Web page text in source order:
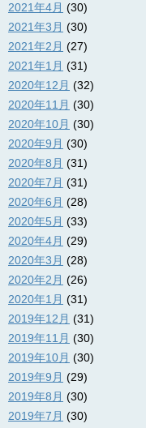
2021年4月 (30)
2021年3月 (30)
2021年2月 (27)
2021年1月 (31)
2020年12月 (32)
2020年11月 (30)
2020年10月 (30)
2020年9月 (30)
2020年8月 (31)
2020年7月 (31)
2020年6月 (28)
2020年5月 (33)
2020年4月 (29)
2020年3月 (28)
2020年2月 (26)
2020年1月 (31)
2019年12月 (31)
2019年11月 (30)
2019年10月 (30)
2019年9月 (29)
2019年8月 (30)
2019年7月 (30)